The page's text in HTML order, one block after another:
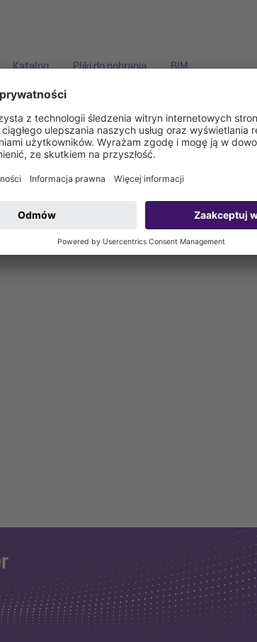
Katalog Pliki do pobrania BIM
jest wykonany z tworzywa sztucznego i w tym